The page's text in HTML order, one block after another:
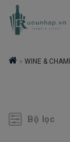
Skip
» WINE &
Bộ lọc